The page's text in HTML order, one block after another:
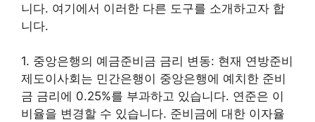
니다. 여기에서 이러한 다른 도구를 소개하고자 합
니다.
1. 중앙은행의 예금준비금 금리 변동: 현재 연방준비
제도이사회는 민간은행이 중앙은행에 예치한 준비
금 금리에 0.25%를 부과하고 있습니다. 연준은 이
비율을 변경할 수 있습니다. 준비금에 대한 이자율